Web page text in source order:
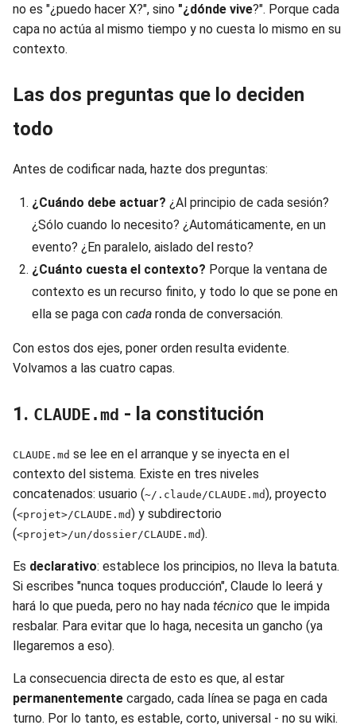
no es "¿puedo hacer X?", sino "¿dónde vive?". Porque cada
capa no actúa al mismo tiempo y no cuesta lo mismo en su
contexto.
Las dos preguntas que lo deciden
todo
Antes de codificar nada, hazte dos preguntas:
¿Cuándo debe actuar? ¿Al principio de cada sesión?
¿Sólo cuando lo necesito? ¿Automáticamente, en un
evento? ¿En paralelo, aislado del resto?
¿Cuánto cuesta el contexto? Porque la ventana de
contexto es un recurso finito, y todo lo que se pone en
ella se paga con cada ronda de conversación.
Con estos dos ejes, poner orden resulta evidente.
Volvamos a las cuatro capas.
1. CLAUDE.md - la constitución
CLAUDE.md se lee en el arranque y se inyecta en el
contexto del sistema. Existe en tres niveles
concatenados: usuario (~/.claude/CLAUDE.md), proyecto
(<projet>/CLAUDE.md) y subdirectorio
(<projet>/un/dossier/CLAUDE.md).
Es declarativo: establece los principios, no lleva la batuta.
Si escribes "nunca toques producción", Claude lo leerá y
hará lo que pueda, pero no hay nada técnico que le impida
resbalar. Para evitar que lo haga, necesita un gancho (ya
llegaremos a eso).
La consecuencia directa de esto es que, al estar
permanentemente cargado, cada línea se paga en cada
turno. Por lo tanto, es estable, corto, universal - no su wiki.